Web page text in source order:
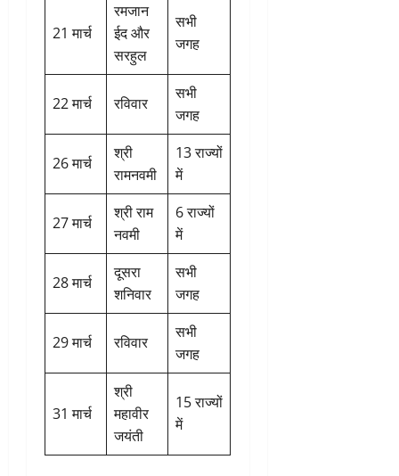
21 मार्च
रमजान
ईद और
सरहुल
सभी
जगह
22 मार्च रविवार
सभी
जगह
26 मार्च
श्री
रामनवमी
13 राज्यों
में
27 मार्च
श्री राम
नवमी
6 राज्यों
में
28 मार्च
दूसरा
शनिवार
सभी
जगह
29 मार्च रविवार
सभी
जगह
31 मार्च
श्री
महावीर
जयंती
15 राज्यों
में